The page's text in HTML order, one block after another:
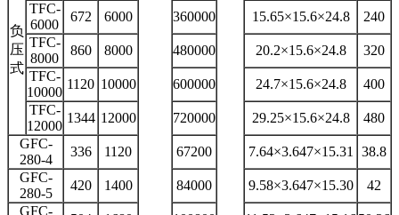
负
压
式
TFC-
6000
672 6000 360000 15.65×15.6×24.8
240
TFC-
8000
860 8000 480000 20.2×15.6×24.8
320
TFC-
10000
1120 10000 600000 24.7×15.6×24.8
400
TFC-
12000
1344 12000 720000 29.25×15.6×24.8
480
GFC-
280-4
336 1120 67200 7.64×3.647×15.31
38.8
GFC-
280-5
420 1400 84000 9.58×3.647×15.30
42
GFC-